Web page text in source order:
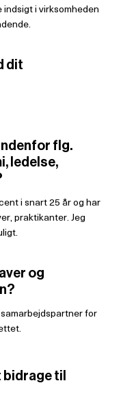
i virksomheden
dit
flg.
ledelse,
i snart 25 år og har
praktikanter. Jeg
og
for
bidrage til